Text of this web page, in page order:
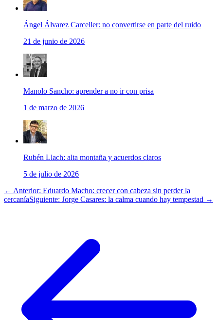
Ángel Álvarez Carceller: no convertirse en parte del ruido
21 de junio de 2026
Manolo Sancho: aprender a no ir con prisa
1 de marzo de 2026
Rubén Llach: alta montaña y acuerdos claros
5 de julio de 2026
← Anterior: Eduardo Macho: crecer con cabeza sin perder la
cercaníaSiguiente: Jorge Casares: la calma cuando hay tempestad →